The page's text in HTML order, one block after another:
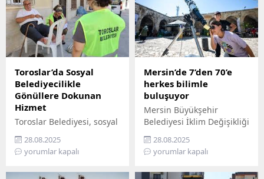
Toroslar’da Sosyal
Belediyecilikle
Gönüllere Dokunan
Hizmet
Toroslar Belediyesi, sosyal
belediyecilik anlayışıyla
vatandaşların gönüllerine
dokunmaya devam ediyor.
28.08.2025
yorumlar kapalı
Mersin’de 7’den 70’e
herkes bilimle
buluşuyor
Mersin Büyükşehir
Belediyesi İklim Değişikliği
ve Sıfır Atık Dairesi
Başkanlığı, Mercan 100.
Yıl İklim ve Çevre Bilim
28.08.2025
yorumlar kapalı